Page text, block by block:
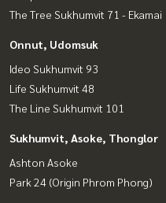
The Tree Sukhumvit 71 - Ekamai
Onnut, Udomsuk
Ideo Sukhumvit 93
Life Sukhumvit 48
The Line Sukhumvit 101
Sukhumvit, Asoke, Thonglor
Ashton Asoke
Park 24 (Origin Phrom Phong)